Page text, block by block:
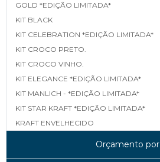
GOLD *EDIÇÃO LIMITADA*
KIT BLACK
KIT CELEBRATION *EDIÇÃO LIMITADA*
KIT CROCO PRETO.
KIT CROCO VINHO.
KIT ELEGANCE *EDIÇÃO LIMITADA*
KIT MANLICH - *EDIÇÃO LIMITADA*
KIT STAR KRAFT *EDIÇÃO LIMITADA*
KRAFT ENVELHECIDO
Orçamento por